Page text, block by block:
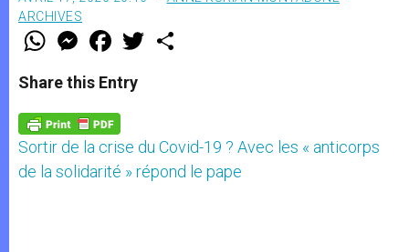
ARCHIVES
W
t
s
p
p
M
e
s
e
g
e
r
F
a
e
b
o
k
w
Share this Entry
Sortir de la crise du Covid-19 ? Avec les « anticorps
de la solidarité » répond le pape